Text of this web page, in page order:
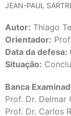
JEAN-PAUL
Autor: Thiago
Orientador:
Data da defesa:
Situação:
Banca
Prof. Dr. Delmar
Prof. Dr. Carlos